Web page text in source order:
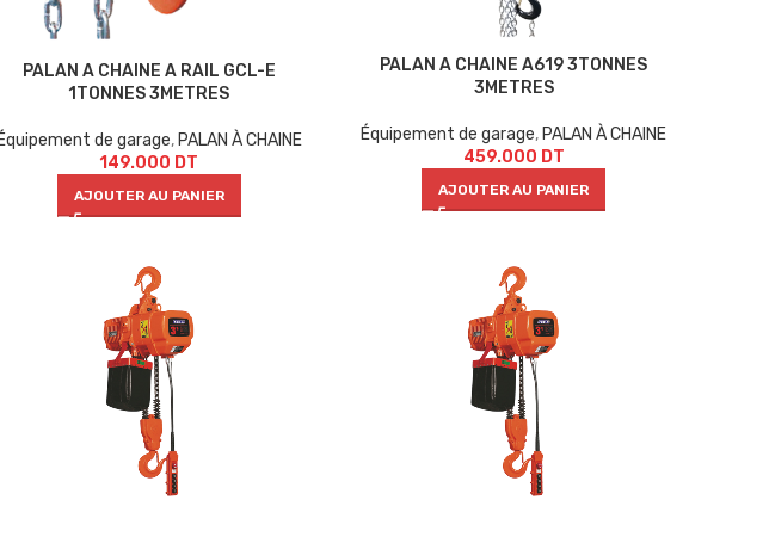
PALAN A CHAINE A RAIL GCL-E
1TONNES 3METRES
Équipement de garage, PALAN À CHAINE
149.000 DT
AJOUTER AU PANIER
PALAN A CHAINE A619 3TONNES
3METRES
Équipement de garage,PALAN À CHAINE
459.000 DT
AJOUTER AU PANIER